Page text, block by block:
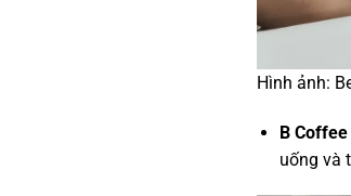
Hình ảnh:
B
uống và